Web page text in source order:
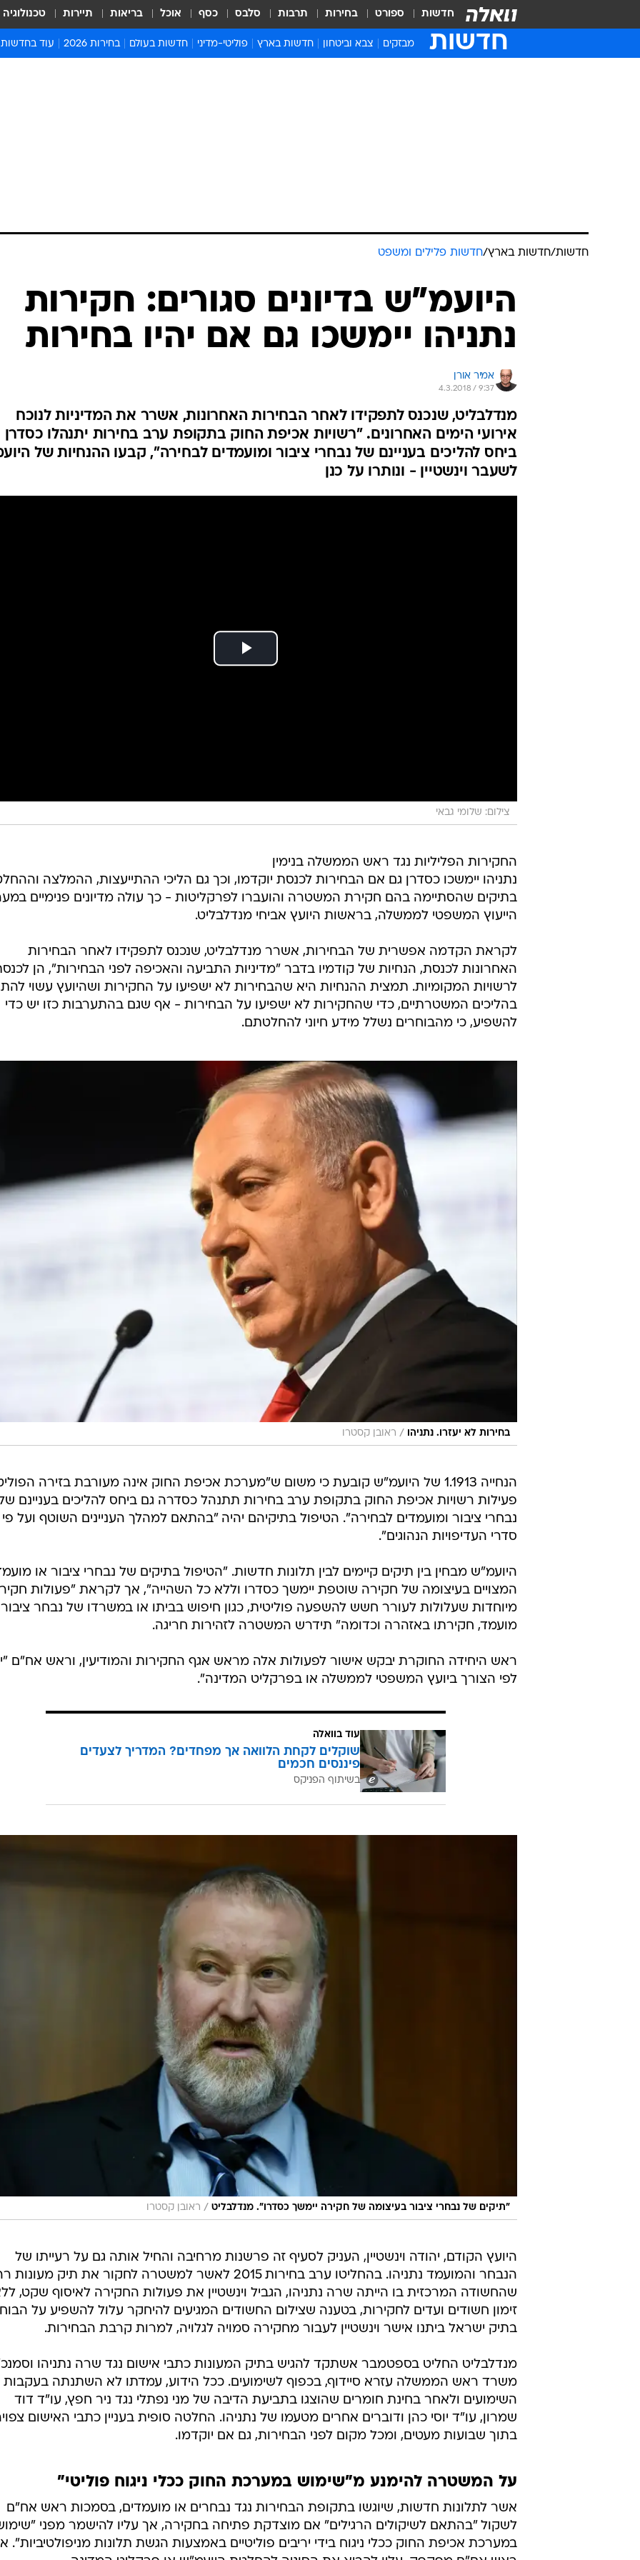
חדשות ספורט בחירות תרבות סלבס כסף אוכל בריאות תיירות טכנולוגיה
חדשות מבזקים צבא וביטחון חדשות בארץ פוליטי-מדיני חדשות בעולם בחירות 2026 עוד בחדשות
חדשות
המייל האדום
חדשות/חדשות בארץ/חדשות פלילים ומשפט
היועמ"ש בדיונים סגורים: חקירות
נתניהו יימשכו גם אם יהיו בחירות
אמיר אורן
4.3.2018 / 9:37
מנדלבליט, שנכנס לתפקידו לאחר הבחירות האחרונות, אשרר את המדיניות לנוכח
אירועי הימים האחרונים. "רשויות אכיפת החוק בתקופת ערב בחירות יתנהלו כסדרן
ביחס להליכים בעניינם של נבחרי ציבור ומועמדים לבחירה", קבעו ההנחיות של
לשעבר וינשטיין - ונותרו על כנן
צילום: שלומי גבאי
החקירות הפליליות נגד ראש הממשלה בנימין
נתניהו יימשכו כסדרן גם אם הבחירות לכנסת יוקדמו, וכך גם הליכי ההתייעצות, ההמלצה
בתיקים שהסתיימה בהם חקירת המשטרה והועברו לפרקליטות - כך עולה מדיונים פנימיים
הייעוץ המשפטי לממשלה, בראשות היועץ אביחי מנדלבליט.
לקראת הקדמה אפשרית של הבחירות, אשרר מנדלבליט, שנכנס לתפקידו לאחר הבחירות
האחרונות לכנסת, הנחיות של קודמיו בדבר "מדיניות התביעה והאכיפה לפני הבחירות", הן
לרשויות המקומיות. תמצית ההנחיות היא שהבחירות לא ישפיעו על החקירות ושהיועץ עשוי
בהליכים המשטרתיים, כדי שהחקירות לא ישפיעו על הבחירות - אף שגם בהתערבות כזו יש כדי
להשפיע, כי מהבוחרים נשלל מידע חיוני להחלטתם.
בחירות לא יעזרו. נתניהו / ראובן קסטרו
הנחייה 1.1913 של היועמ"ש קובעת כי משום ש"מערכת אכיפת החוק אינה מעורבת בזירה
פעילות רשויות אכיפת החוק בתקופת ערב בחירות תתנהל כסדרה גם ביחס להליכים בעניינם
נבחרי ציבור ומועמדים לבחירה". הטיפול בתיקיהם יהיה "בהתאם למהלך העניינים השוטף ועל פי
סדרי העדיפויות הנהוגים".
היועמ"ש מבחין בין תיקים קיימים לבין תלונות חדשות. "הטיפול בתיקים של נבחרי ציבור או
המצויים בעיצומה של חקירה שוטפת יימשך כסדרו וללא כל השהייה", אך לקראת "פעולות
מיוחדות שעלולות לעורר חשש להשפעה פוליטית, כגון חיפוש בביתו או במשרדו של נבחר
מועמד, חקירתו באזהרה וכדומה" תידרש המשטרה לזהירות חריגה.
ראש היחידה החוקרת יבקש אישור לפעולות אלה מראש אגף החקירות והמודיעין, וראש אח"ם
לפי הצורך ביועץ המשפטי לממשלה או בפרקליט המדינה".
עוד בוואלה
שוקלים לקחת הלוואה אך מפחדים? המדריך לצעדים
פיננסים חכמים
בשיתוף הפניקס
"תיקים של נבחרי ציבור בעיצומה של חקירה יימשך כסדרו". מנדלבליט / ראובן קסטרו
היועץ הקודם, יהודה וינשטיין, העניק לסעיף זה פרשנות מרחיבה והחיל אותה גם על רעייתו של
הנבחר והמועמד נתניהו. בהחליטו ערב בחירות 2015 לאשר למשטרה לחקור את תיק
שהחשודה המרכזית בו הייתה שרה נתניהו, הגביל וינשטיין את פעולות החקירה לאיסוף שקט,
זימון חשודים ועדים לחקירות, בטענה שצילום החשודים המגיעים להיחקר עלול להשפיע על
בתיק ישראל ביתנו אישר וינשטיין לעבור מחקירה סמויה לגלויה, למרות קרבת הבחירות.
מנדלבליט החליט בספטמבר אשתקד להגיש בתיק המעונות כתבי אישום נגד שרה נתניהו
משרד ראש הממשלה עזרא סיידוף, בכפוף לשימועים. ככל הידוע, עמדתו לא השתנתה בעקבות
השימועים ולאחר בחינת חומרים שהוצגו בתביעת הדיבה של מני נפתלי נגד ניר חפץ, עו"ד דוד
שמרון, עו"ד יוסי כהן ודוברים אחרים מטעמו של נתניהו. החלטה סופית בעניין כתבי האישום
בתוך שבועות מעטים, ומכל מקום לפני הבחירות, גם אם יוקדמו.
על המשטרה להימנע מ"שימוש במערכת החוק ככלי ניגוח פוליטי"
אשר לתלונות חדשות, שיוגשו בתקופת הבחירות נגד נבחרים או מועמדים, בסמכות ראש אח"ם
לשקול "בהתאם לשיקולים הרגילים" אם מוצדקת פתיחה בחקירה, אך עליו להישמר מפני
במערכת אכיפת החוק ככלי ניגוח בידי יריבים פוליטיים באמצעות הגשת תלונות מניפולטיביות".